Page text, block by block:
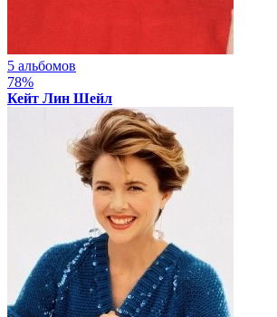
5 альбомов
78%
Кейт Лин Шейл